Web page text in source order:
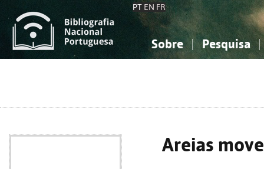
PT EN FR
Sobre Pesquisa
Areias